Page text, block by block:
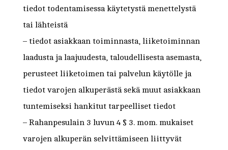
tiedot todentamisessa käytetystä menettelystä
tai lähteistä
– tiedot asiakkaan toiminnasta, liiketoiminnan
laadusta ja laajuudesta, taloudellisesta asemasta,
perusteet liiketoimen tai palvelun käytölle ja
tiedot varojen alkuperästä sekä muut asiakkaan
tuntemiseksi hankitut tarpeelliset tiedot
– Rahanpesulain 3 luvun 4 § 3. mom. mukaiset
varojen alkuperän selvittämiseen liittyvät